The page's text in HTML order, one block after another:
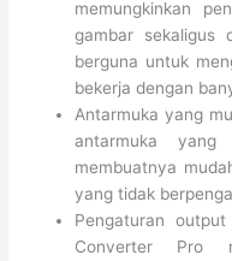
memungkinkan
gambar sekaligus
berguna untuk
bekerja dengan
Antarmuka yang
antarmuka
membuatnya
yang tidak
Pengaturan
Converter Pro